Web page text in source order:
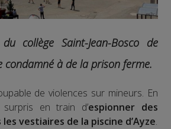
collège Saint-Jean-Bosco de
condamné à de la prison ferme.
de violences sur mineurs. En
en train d’espionner des
vestiaires de la piscine d’Ayze.